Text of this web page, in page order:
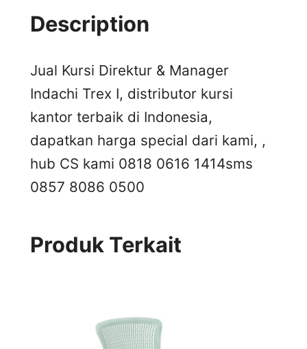
Description
Jual Kursi Direktur & Manager
Indachi Trex I, distributor kursi
kantor terbaik di Indonesia,
dapatkan harga special dari kami, ,
hub CS kami 0818 0616 1414sms
0857 8086 0500
Produk Terkait